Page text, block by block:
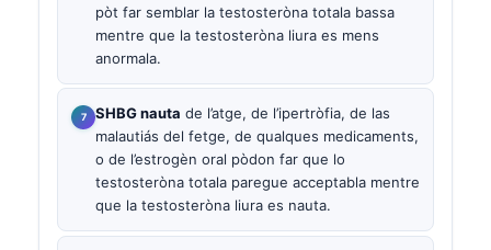
pòt far semblar la testosteròna totala bassa
mentre que la testosteròna liura es mens
anormala.
SHBG nauta de l’atge, de l’ipertròfia, de las
malautiás del fetge, de qualques medicaments,
o de l’estrogèn oral pòdon far que lo
testosteròna totala paregue acceptabla mentre
que la testosteròna liura es nauta.